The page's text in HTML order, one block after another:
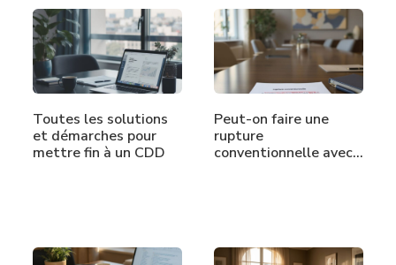
Toutes les solutions
et démarches pour
mettre fin à un CDD
Peut-on faire une
rupture
conventionnelle avec